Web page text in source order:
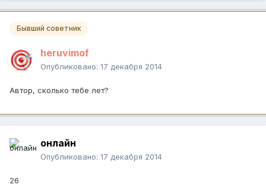
Бывший советник
heruvimof
Опубликовано: 17 декабря 2014
Автор, сколько тебе лет?
онлайн
Опубликовано: 17 декабря 2014
26